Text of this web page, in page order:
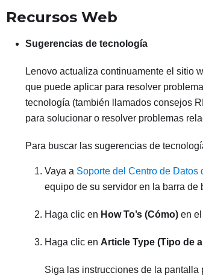
Recursos Web
Sugerencias de tecnología
Lenovo actualiza continuamente el sitio
que puede aplicar para resolver
tecnología (también llamados consejos
para solucionar o resolver problemas
Para buscar las sugerencias de
Vaya a Soporte del Centro de Datos
equipo de su servidor en la barra
Haga clic en How To’s (Cómo) en
Haga clic en Article Type (Tipo de
Siga las instrucciones de la